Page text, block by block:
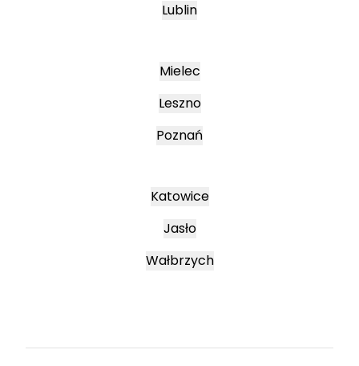
Lublin
Mielec
Leszno
Poznań
Katowice
Jasło
Wałbrzych